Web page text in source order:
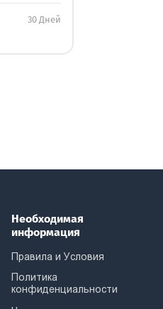
30 Дней
Необходимая
информация
Правила и Условия
Политика
конфиденциальности